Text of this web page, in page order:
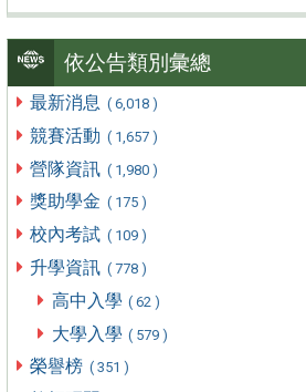
依公告類別彙總
最新消息 ( 6,018 )
競賽活動 ( 1,657 )
營隊資訊 ( 1,980 )
獎助學金 ( 175 )
校內考試 ( 109 )
升學資訊 ( 778 )
高中入學 ( 62 )
大學入學 ( 579 )
榮譽榜 ( 351 )